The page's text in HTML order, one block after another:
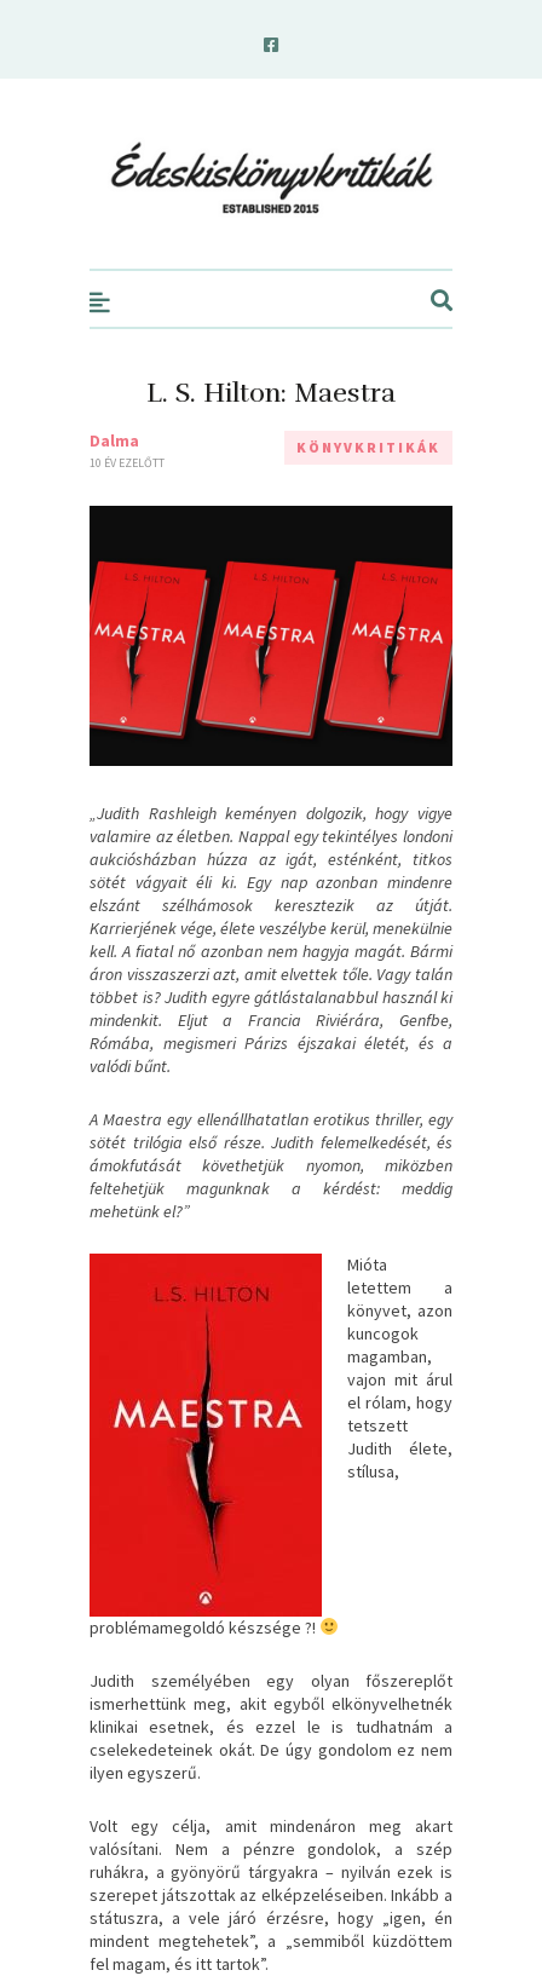
L. S. Hilton: Maestra
Dalma
10 ÉV EZELŐTT
KÖNYVKRITIKÁK
„Judith Rashleigh keményen dolgozik, hogy vigye
valamire az életben. Nappal egy tekintélyes londoni
aukciósházban húzza az igát, esténként, titkos
sötét vágyait éli ki. Egy nap azonban mindenre
elszánt szélhámosok keresztezik az útját.
Karrierjének vége, élete veszélybe kerül, menekülnie
kell. A fiatal nő azonban nem hagyja magát. Bármi
áron visszaszerzi azt, amit elvettek tőle. Vagy talán
többet is? Judith egyre gátlástalanabbul használ ki
mindenkit. Eljut a Francia Riviérára, Genfbe,
Rómába, megismeri Párizs éjszakai életét, és a
valódi bűnt.
A Maestra egy ellenállhatatlan erotikus thriller, egy
sötét trilógia első része. Judith felemelkedését, és
ámokfutását követhetjük nyomon, miközben
feltehetjük magunknak a kérdést: meddig
mehetünk el?”
Mióta
letettem a
könyvet, azon
kuncogok
magamban,
vajon mit árul
el rólam, hogy
tetszett
Judith élete,
stílusa,
problémamegoldó készsége ?!
Judith személyében egy olyan főszereplőt
ismerhettünk meg, akit egyből elkönyvelhetnék
klinikai esetnek, és ezzel le is tudhatnám a
cselekedeteinek okát. De úgy gondolom ez nem
ilyen egyszerű.
Volt egy célja, amit mindenáron meg akart
valósítani. Nem a pénzre gondolok, a szép
ruhákra, a gyönyörű tárgyakra – nyilván ezek is
szerepet játszottak az elképzeléseiben. Inkább a
státuszra, a vele járó érzésre, hogy „igen, én
mindent megtehetek”, a „semmiből küzdöttem
fel magam, és itt tartok”.